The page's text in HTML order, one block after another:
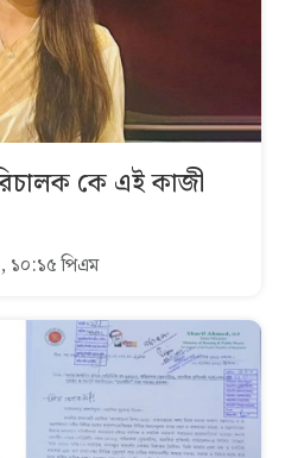
কে এই কাজী
পিএম